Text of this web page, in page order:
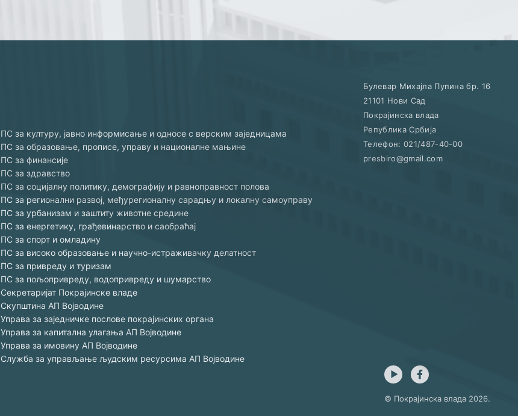
ПС за културу, јавно информисање и односе с верским заједницама
ПС за образовање, прописе, управу и националне мањине
ПС за финансије
ПС за здравство
ПС за социјалну политику, демографију и равноправност полова
ПС за регионални развој, међурегионалну сарадњу и локалну самоуправу
ПС за урбанизам и заштиту животне средине
ПС за енергетику, грађевинарство и саобраћај
ПС за спорт и омладину
ПС за високо образовање и научно-истраживачку делатност
ПС за привреду и туризам
ПС за пољопривреду, водопривреду и шумарство
Секретаријат Покрајинске владе
Скупштина АП Војводине
Управа за заједничке послове покрајинских органа
Управа за капитална улагања АП Војводине
Управа за имовину АП Војводине
Служба за управљање људским ресурсима АП Војводине
Булевар Михајла Пупина бр. 16
21101 Нови Сад
Покрајинска влада
Република Србија
Телефон: 021/487-40-00
presbiro@gmail.com
© Покрајинска влада 2026.